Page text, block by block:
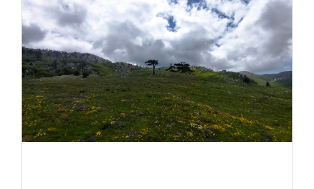
Un
girato
in
Calabria
e
Basilicata